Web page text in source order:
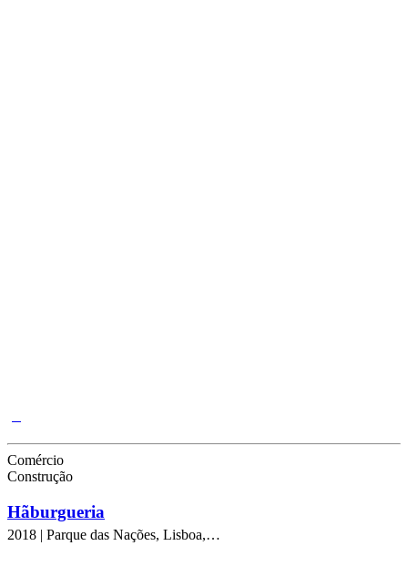
Comércio
Construção
Hãburgueria
2018 | Parque das Nações, Lisboa,…